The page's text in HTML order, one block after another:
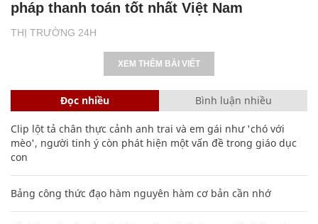
THỊ TRƯỜNG 24H
pháp thanh toán tốt nhất Việt Nam
XEM THÊM BÀI VIẾT
Đọc nhiều Bình luận nhiều
Clip lột tả chân thực cảnh anh trai và em gái như 'chó với
mèo', người tinh ý còn phát hiện một vấn đề trong giáo dục
con
Bảng công thức đạo hàm nguyên hàm cơ bản cần nhớ